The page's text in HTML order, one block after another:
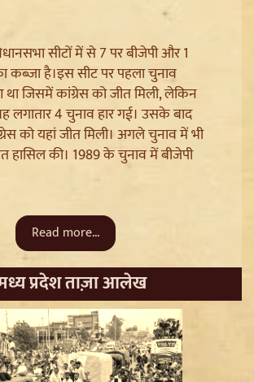
पर टिप्पणी मामले में Udhayanidhi Stalin
पुलिस ने कौन सी धाराएं लगाईं
सीटों में से 7 पर बीजेपी और 1
कब्जा है।इस सीट पर पहला चुनाव
जिसमें कांग्रेस को जीत मिली, लेकिन
लगातार 4 चुनाव हार गई। उसके बाद
को यहां जीत मिली। अगले चुनाव में भी
हासिल की। 1989 के चुनाव में बीजेपी
Read more...
प्रदेश ताज़ा आलेख